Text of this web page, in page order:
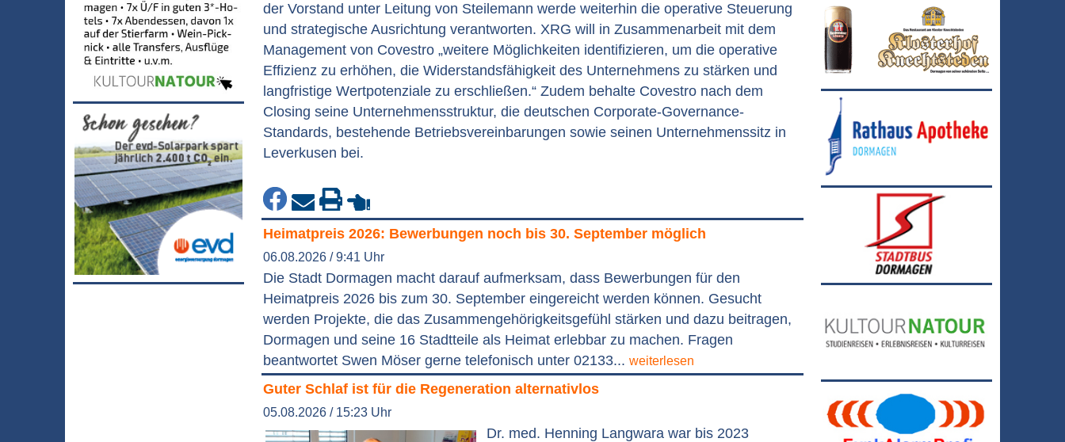
der Vorstand unter Leitung von Steilemann werde weiterhin die operative Steuerung
und strategische Ausrichtung verantworten. XRG will in Zusammenarbeit mit dem
Management von Covestro „weitere Möglichkeiten identifizieren, um die operative
Effizienz zu erhöhen, die Widerstandsfähigkeit des Unternehmens zu stärken und
langfristige Wertpotenziale zu erschließen.“ Zudem behalte Covestro nach dem
Closing seine Unternehmensstruktur, die deutschen Corporate-Governance-
Standards, bestehende Betriebsvereinbarungen sowie seinen Unternehmenssitz in
Leverkusen bei.
Heimatpreis 2026: Bewerbungen noch bis 30. September möglich
06.08.2026 / 9:41 Uhr
Die Stadt Dormagen macht darauf aufmerksam, dass Bewerbungen für den
Heimatpreis 2026 bis zum 30. September eingereicht werden können. Gesucht
werden Projekte, die das Zusammengehörigkeitsgefühl stärken und dazu beitragen,
Dormagen und seine 16 Stadtteile als Heimat erlebbar zu machen. Fragen
beantwortet Swen Möser gerne telefonisch unter 02133... weiterlesen
Guter Schlaf ist für die Regeneration alternativlos
05.08.2026 / 15:23 Uhr
Dr. med. Henning Langwara war bis 2023